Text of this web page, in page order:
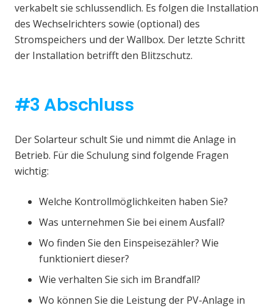
verkabelt sie schlussendlich. Es folgen die Installation
des Wechselrichters sowie (optional) des
Stromspeichers und der Wallbox. Der letzte Schritt
der Installation betrifft den Blitzschutz.
#3 Abschluss
Der Solarteur schult Sie und nimmt die Anlage in
Betrieb. Für die Schulung sind folgende Fragen
wichtig:
Welche Kontrollmöglichkeiten haben Sie?
Was unternehmen Sie bei einem Ausfall?
Wo finden Sie den Einspeisezähler? Wie
funktioniert dieser?
Wie verhalten Sie sich im Brandfall?
Wo können Sie die Leistung der PV-Anlage in